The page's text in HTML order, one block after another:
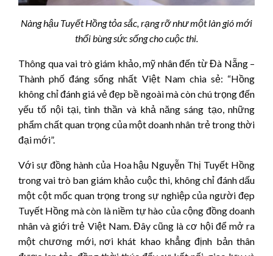
Nàng hậu Tuyết Hồng tỏa sắc, rạng rỡ như một làn gió mới
thổi bùng sức sống cho cuộc thi.
Thông qua vai trò giám khảo, mỹ nhân đến từ Đà Nẵng –
Thành phố đáng sống nhất Việt Nam chia sẻ: “Hồng
không chỉ đánh giá vẻ đẹp bề ngoài mà còn chú trọng đến
yếu tố nội tại, tinh thần và khả năng sáng tạo, những
phẩm chất quan trọng của một doanh nhân trẻ trong thời
đại mới”.
Với sự đồng hành của Hoa hậu Nguyễn Thị Tuyết Hồng
trong vai trò ban giám khảo cuộc thi, không chỉ đánh dấu
một cột mốc quan trọng trong sự nghiệp của người đẹp
Tuyết Hồng mà còn là niềm tự hào của cộng đồng doanh
nhân và giới trẻ Việt Nam. Đây cũng là cơ hội để mở ra
một chương mới, nơi khát khao khẳng định bản thân